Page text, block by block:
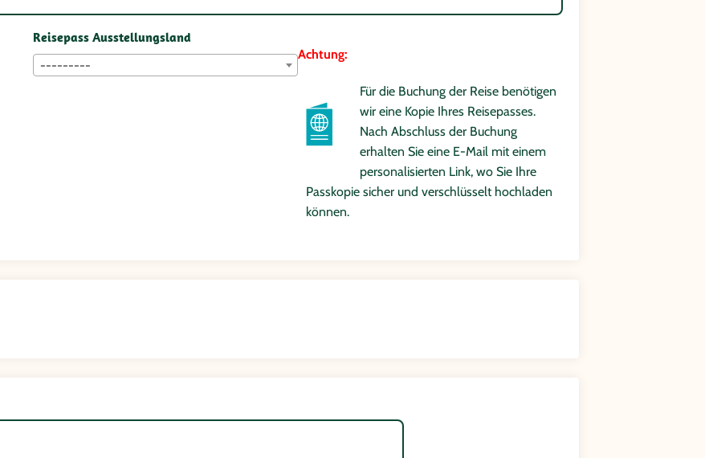
Reisepass Ausstellungsland
---------
Achtung:
Für die Buchung der Reise benötigen
wir eine Kopie Ihres Reisepasses.
Nach Abschluss der Buchung
erhalten Sie eine E-Mail mit einem
personalisierten Link, wo Sie Ihre
Passkopie sicher und verschlüsselt hochladen
können.